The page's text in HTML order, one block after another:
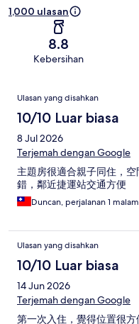
1,000 ulasan
8.8
Kebersihan
Ulasan
Ulasan yang disahkan
10/10 Luar biasa
8 Jul 2026
Terjemah dengan Google
主題房很適合親子同住，
錯，鄰近捷運站交通方便
Duncan, perjalanan 1 malam
Ulasan yang disahkan
10/10 Luar biasa
14 Jun 2026
Terjemah dengan Google
第一次入住，覺得位置很